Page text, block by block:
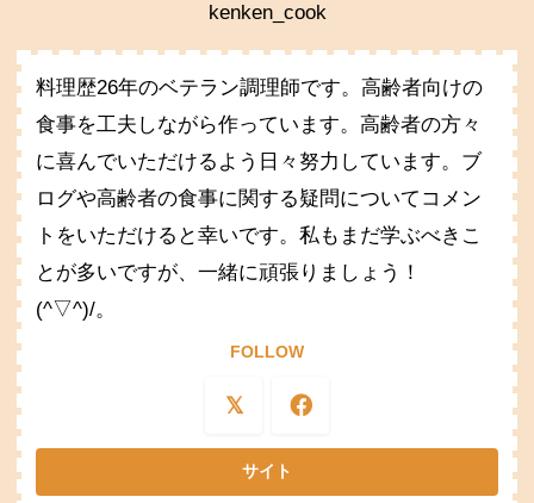
kenken_cook
料理歴26年のベテラン調理師です。高齢者向けの
食事を工夫しながら作っています。高齢者の方々
に喜んでいただけるよう日々努力しています。ブ
ログや高齢者の食事に関する疑問についてコメン
トをいただけると幸いです。私もまだ学ぶべきこ
とが多いですが、一緒に頑張りましょう！
(^▽^)/。
FOLLOW